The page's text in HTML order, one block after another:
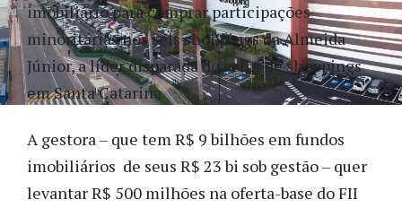
imobiliário para comprar participações
minoritárias nos seis shoppings da Almeida
Júnior, a líder disparada do setor de shoppings
em Santa Catarina.
A gestora – que tem R$ 9 bilhões em fundos
imobiliários de seus R$ 23 bi sob gestão – quer
levantar R$ 500 milhões na oferta-base do FII